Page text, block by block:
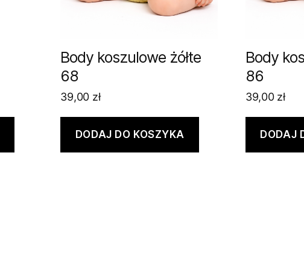
Body koszulowe żółte
68
39,00 zł
DODAJ DO KOSZYKA
Body
86
39,00 zł
DODAJ